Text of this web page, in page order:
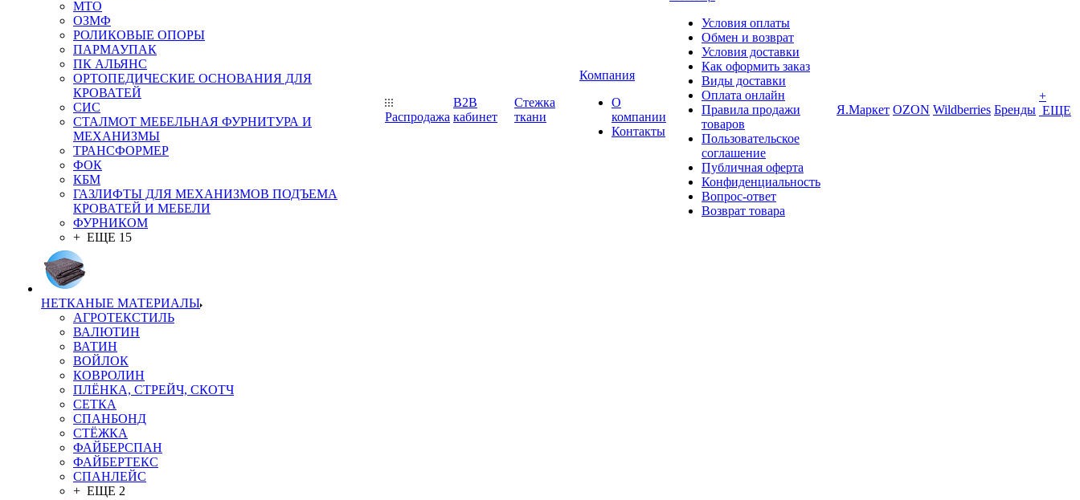
MTO
ОЗМФ
РОЛИКОВЫЕ ОПОРЫ
ПАРМАУПАК
ПК АЛЬЯНС
ОРТОПЕДИЧЕСКИЕ ОСНОВАНИЯ ДЛЯ
КРОВАТЕЙ
СИС
СТАЛМОТ МЕБЕЛЬНАЯ ФУРНИТУРА И
МЕХАНИЗМЫ
ТРАНСФОРМЕР
ФОК
КБМ
ГАЗЛИФТЫ ДЛЯ МЕХАНИЗМОВ ПОДЪЕМА
КРОВАТЕЙ И МЕБЕЛИ
ФУРНИКОМ
+ ЕЩЕ 15
НЕТКАНЫЕ МАТЕРИАЛЫ
АГРОТЕКСТИЛЬ
ВАЛЮТИН
ВАТИН
ВОЙЛОК
КОВРОЛИН
ПЛЁНКА, СТРЕЙЧ, СКОТЧ
СЕТКА
СПАНБОНД
СТЁЖКА
ФАЙБЕРСПАН
ФАЙБЕРТЕКС
СПАНЛЕЙС
+ ЕЩЕ 2
Распродажа
B2B
кабинет
Стежка
ткани
Компания
О
компании
Контакты
Условия оплаты
Обмен и возврат
Условия доставки
Как оформить заказ
Виды доставки
Оплата онлайн
Правила продажи
товаров
Пользовательское
соглашение
Публичная оферта
Конфиденциальность
Вопрос-ответ
Возврат товара
Я.Маркет OZON Wildberries Бренды
+
ЕЩЕ